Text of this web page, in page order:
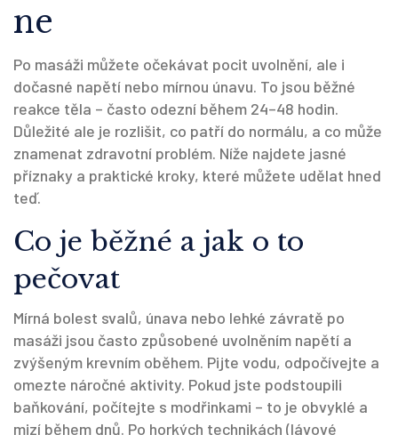
ne
Po masáži můžete očekávat pocit uvolnění, ale i
dočasné napětí nebo mírnou únavu. To jsou běžné
reakce těla – často odezní během 24–48 hodin.
Důležité ale je rozlišit, co patří do normálu, a co může
znamenat zdravotní problém. Níže najdete jasné
příznaky a praktické kroky, které můžete udělat hned
teď.
Co je běžné a jak o to
pečovat
Mírná bolest svalů, únava nebo lehké závratě po
masáži jsou často způsobené uvolněním napětí a
zvýšeným krevním oběhem. Pijte vodu, odpočívejte a
omezte náročné aktivity. Pokud jste podstoupili
baňkování, počítejte s modřinkami – to je obvyklé a
mizí během dnů. Po horkých technikách (lávové